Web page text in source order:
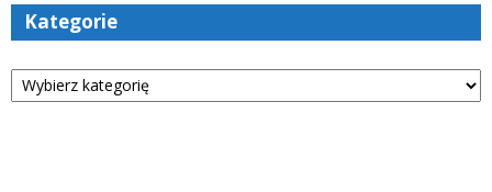
Kategorie
Kategorie